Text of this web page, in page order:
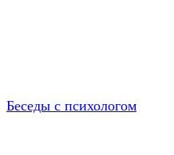
Беседы с психологом